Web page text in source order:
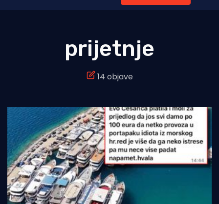
Otoci
Turizam i nautika
Pomorstvo
Ribolov
Ekologija
prijetnje
14 objave